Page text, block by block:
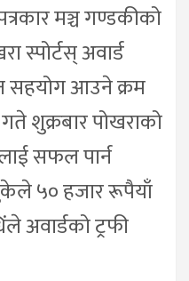
मञ्च गण्डकीको
स्पोर्टस् अवार्ड
सहयोग आउने क्रम
शुक्रबार पोखराको
सफल पार्न
५० हजार रूपैयाँ
अवार्डको ट्रफी